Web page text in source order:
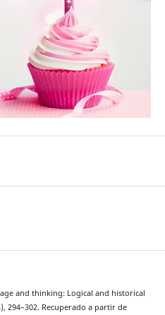
and thinking: Logical and historical
294–302. Recuperado a partir de